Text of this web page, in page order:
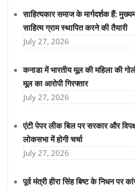
साहित्यकार समाज के मार्गदर्शक हैं:
साहित्य ग्राम स्थापित करने की तैयारी
July 27, 2026
कनाडा में भारतीय मूल की महिला की
मूल का आरोपी गिरफ्तार
July 27, 2026
एंटी पेपर लीक बिल पर सरकार और
लोकसभा में होगी चर्चा
July 27, 2026
पूर्व मंत्री हीरा सिंह बिष्ट के निधन पर